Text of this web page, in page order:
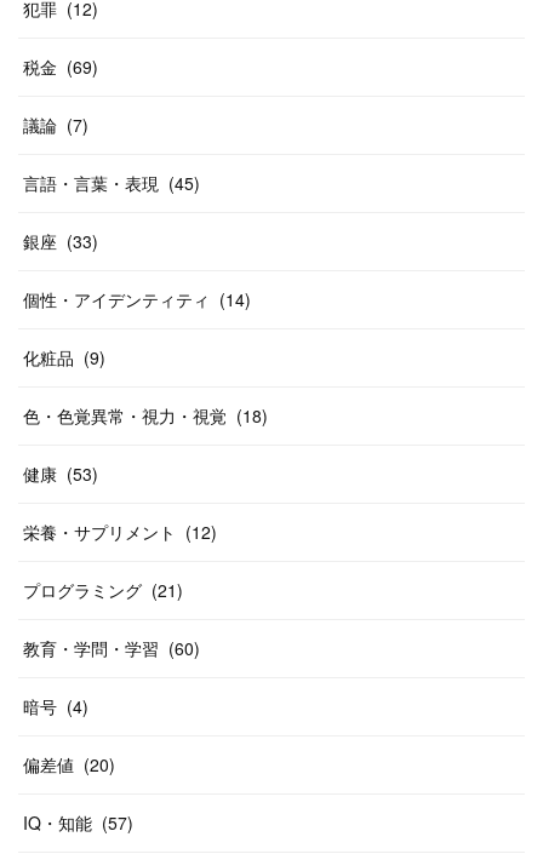
犯罪 (12)
税金 (69)
議論 (7)
言語・言葉・表現 (45)
銀座 (33)
個性・アイデンティティ (14)
化粧品 (9)
色・色覚異常・視力・視覚 (18)
健康 (53)
栄養・サプリメント (12)
プログラミング (21)
教育・学問・学習 (60)
暗号 (4)
偏差値 (20)
IQ・知能 (57)